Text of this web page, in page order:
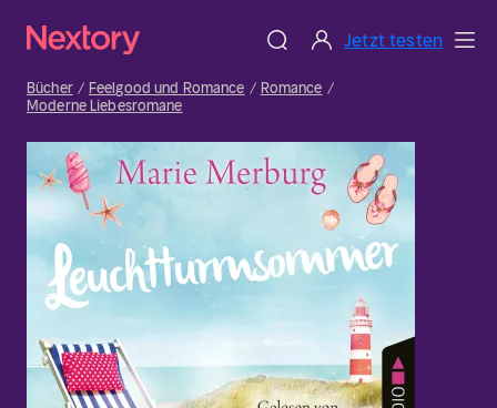
Jetzt testen
Bücher Feelgood und Romance
Romance
Moderne Liebesromane